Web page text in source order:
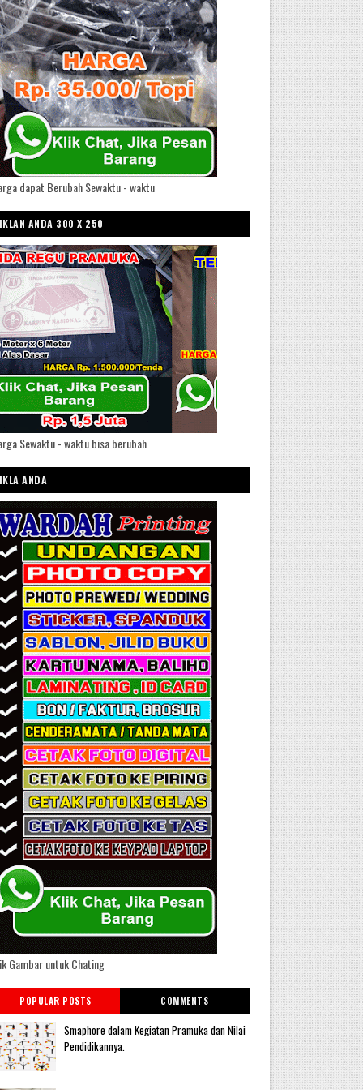
dapat Berubah Sewaktu - waktu
ANDA 300 X 250
Sewaktu - waktu bisa berubah
ANDA
Gambar untuk Chating
POPULAR POSTS COMMENTS
Smaphore dalam Kegiatan Pramuka dan Nilai
Pendidikannya.